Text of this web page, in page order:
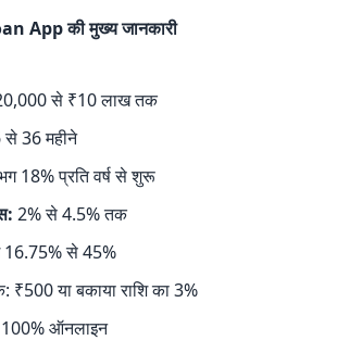
App की मुख्य जानकारी
से ₹10 लाख तक
से 36 महीने
18% प्रति वर्ष से शुरू
2% से 4.5% तक
से 45%
या बकाया राशि का 3%
100% ऑनलाइन